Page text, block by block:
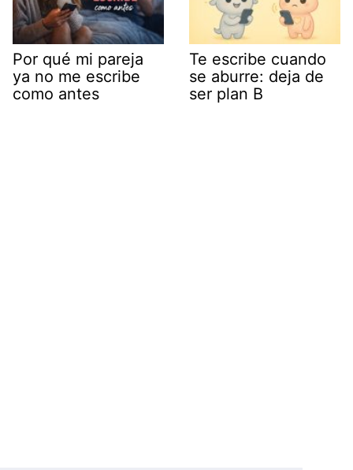
Por qué mi pareja
ya no me escribe
como antes
Te escribe cuando
se aburre: deja de
ser plan B